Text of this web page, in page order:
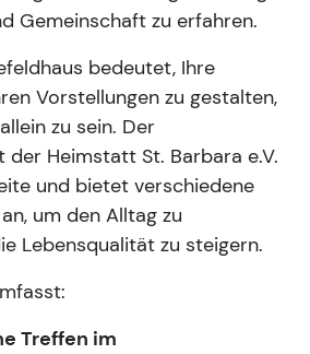
Gemeinschaft zu erfahren.
bedeutet, Ihre
Vorstellungen zu gestalten,
zu sein. Der
der Heimstatt St. Barbara e.V.
und bietet verschiedene
um den Alltag zu
Lebensqualität zu steigern.
Treffen im